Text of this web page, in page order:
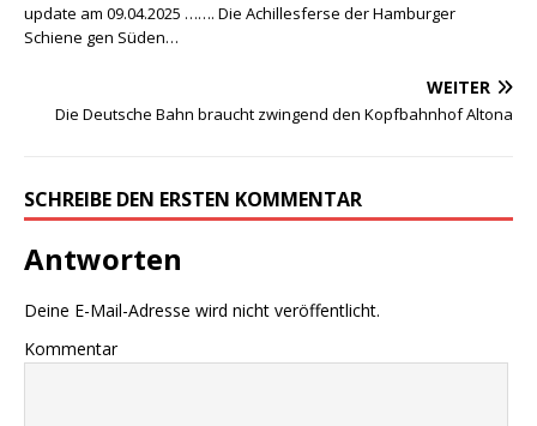
update am 09.04.2025 ……. Die Achillesferse der Hamburger
Schiene gen Süden…
WEITER
Die Deutsche Bahn braucht zwingend den Kopfbahnhof Altona
SCHREIBE DEN ERSTEN KOMMENTAR
Antworten
Deine E-Mail-Adresse wird nicht veröffentlicht.
Kommentar